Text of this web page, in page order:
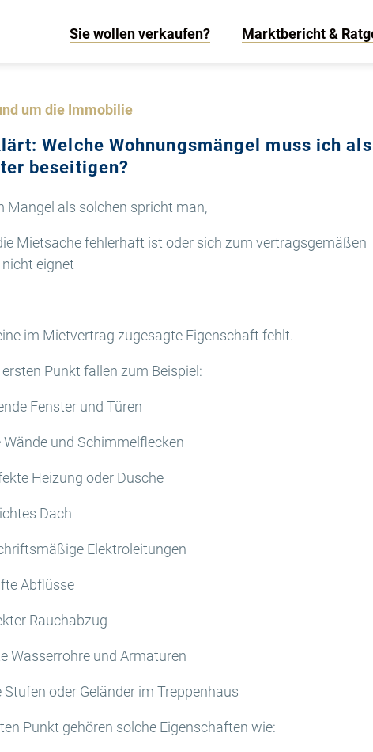
Sie wollen verkaufen? Marktbericht &
um die Immobilie
Welche Wohnungsmängel muss ich als
beseitigen?
Mangel als solchen spricht man,
Mietsache fehlerhaft ist oder sich zum vertragsgemäßen
eignet
im Mietvertrag zugesagte Eigenschaft fehlt.
Punkt fallen zum Beispiel:
Fenster und Türen
und Schimmelflecken
Heizung oder Dusche
Dach
Elektroleitungen
Abflüsse
Rauchabzug
Wasserrohre und Armaturen
oder Geländer im Treppenhaus
Punkt gehören solche Eigenschaften wie: